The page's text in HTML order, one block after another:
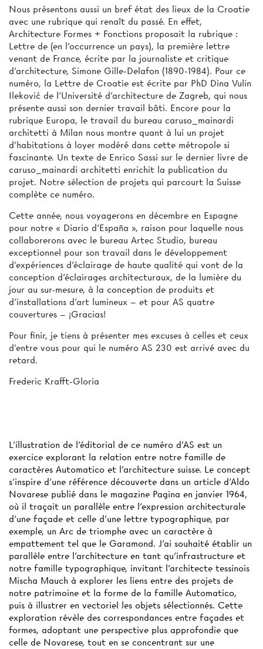
Nous présentons aussi un bref état des lieux de la Croatie
avec une rubrique qui renaît du passé. En effet,
Architecture Formes + Fonctions proposait la rubrique :
Lettre de (en l’occurrence un pays), la première lettre
venant de France, écrite par la journaliste et critique
d’architecture, Simone Gille-Delafon (1890-1984). Pour ce
numéro, la Lettre de Croatie est écrite par PhD Dina Vulin
Ileković de l’Université d’architecture de Zagreb, qui nous
présente aussi son dernier travail bâti. Encore pour la
rubrique Europa, le travail du bureau caruso_mainardi
architetti à Milan nous montre quant à lui un projet
d’habitations à loyer modéré dans cette métropole si
fascinante. Un texte de Enrico Sassi sur le dernier livre de
caruso_mainardi architetti enrichit la publication du
projet. Notre sélection de projets qui parcourt la Suisse
complète ce numéro.
Cette année, nous voyagerons en décembre en Espagne
pour notre « Diario d’España », raison pour laquelle nous
collaborerons avec le bureau Artec Studio, bureau
exceptionnel pour son travail dans le développement
d’expériences d’éclairage de haute qualité qui vont de la
conception d’éclairages architecturaux, de la lumière du
jour au sur-mesure, à la conception de produits et
d’installations d’art lumineux – et pour AS quatre
couvertures – ¡Gracias!
Pour finir, je tiens à présenter mes excuses à celles et ceux
d’entre vous pour qui le numéro AS 230 est arrivé avec du
retard.
Frederic Krafft-Gloria
L’illustration de l’éditorial de ce numéro d’AS est un
exercice explorant la relation entre notre famille de
caractères Automatico et l’architecture suisse. Le concept
s’inspire d’une référence découverte dans un article d’Aldo
Novarese publié dans le magazine Pagina en janvier 1964,
où il traçait un parallèle entre l’expression architecturale
d’une façade et celle d’une lettre typographique, par
exemple, un Arc de triomphe avec un caractère à
empattement tel que le Garamond. J’ai souhaité établir un
parallèle entre l’architecture en tant qu’infrastructure et
notre famille typographique, invitant l’architecte tessinois
Mischa Mauch à explorer les liens entre des projets de
notre patrimoine et la forme de la famille Automatico,
puis à illustrer en vectoriel les objets sélectionnés. Cette
exploration révèle des correspondances entre façades et
formes, adoptant une perspective plus approfondie que
celle de Novarese, tout en se concentrant sur une